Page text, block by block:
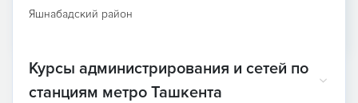
Яшнабадский район
Курсы администрирования и сетей по
станциям метро Ташкента